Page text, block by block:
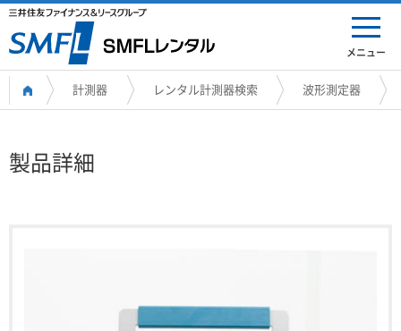
メニュー
計測器 レンタル計測器検索 波形測定器
製品詳細